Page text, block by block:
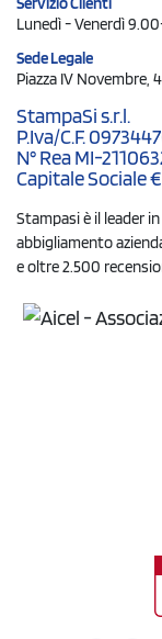
Lunedì - Venerdì
Sede Legale
Piazza IV Novembre,
StampaSi s.r.l.
P.Iva/C.F.
N° Rea MI-
Capitale Sociale
Stampasi è il leader
abbigliamento
e oltre 2.500